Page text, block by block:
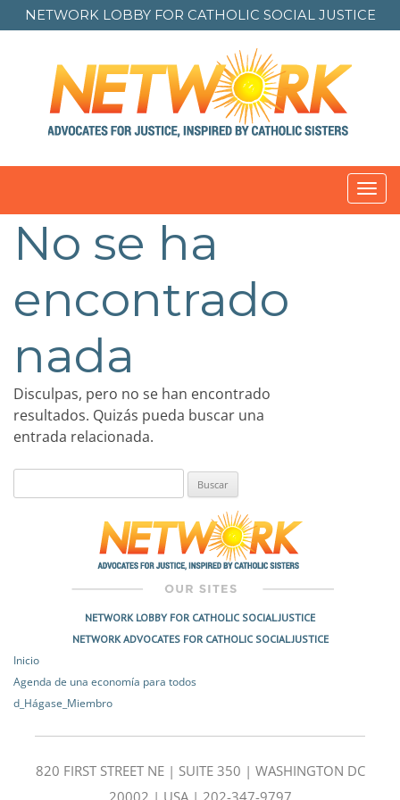
NETWORK LOBBY FOR CATHOLIC SOCIAL JUSTICE
No se ha
encontrado
nada
Disculpas, pero no se han encontrado
resultados. Quizás pueda buscar una
entrada relacionada.
NETWORK LOBBY FOR CATHOLIC SOCIAL JUSTICE
NETWORK ADVOCATES FOR CATHOLIC SOCIAL JUSTICE
Inicio
Agenda de una economía para todos
d_Hágase_Miembro
820 FIRST STREET NE | SUITE 350 | WASHINGTON DC
20002 | USA | 202-347-9797